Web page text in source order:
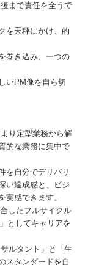
まで責任を全うで
を天秤にかけ、的
巻き込み、一つの
いPM像を自ら切
り定型業務から解
的な業務に集中で
を自分でデリバリ
い達成感と、ビジ
実感できます。
したフルサイクル
としてキャリアを
ルタント」と「生
スタンダードを自